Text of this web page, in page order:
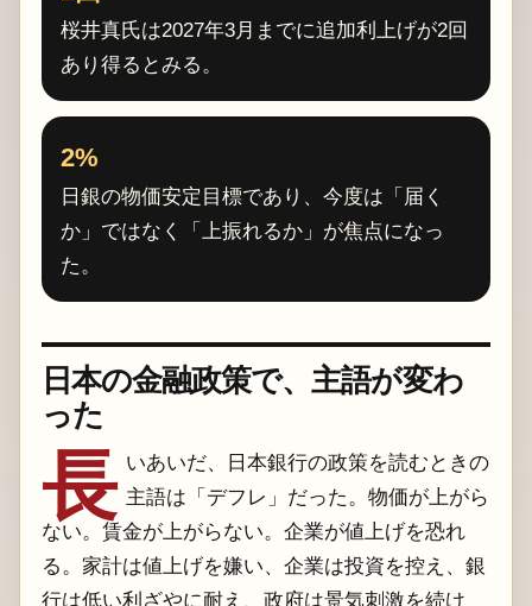
桜井真氏は2027年3月までに追加利上げが2回
あり得るとみる。
2%
日銀の物価安定目標であり、今度は「届く
か」ではなく「上振れるか」が焦点になっ
た。
日本の金融政策で、主語が変わ
った
長 いあいだ、日本銀行の政策を読むときの
主語は「デフレ」だった。物価が上がら
ない。賃金が上がらない。企業が値上げを恐れ
る。家計は値上げを嫌い、企業は投資を控え、銀
行は低い利ざやに耐え、政府は景気刺激を続け